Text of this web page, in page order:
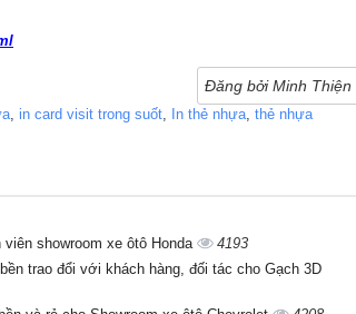
Đăng bởi Minh Thiện
, in card visit trong suốt, In thẻ nhựa, thẻ nhựa
viên showroom xe ôtô Honda
4193
trao đổi với khách hàng, đối tác cho Gạch 3D